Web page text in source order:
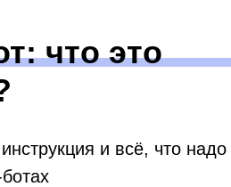
что это
и всё, что надо